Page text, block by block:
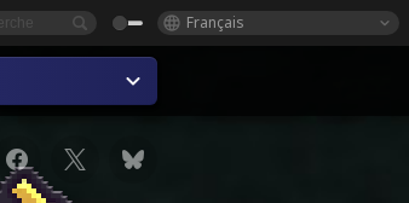
Français